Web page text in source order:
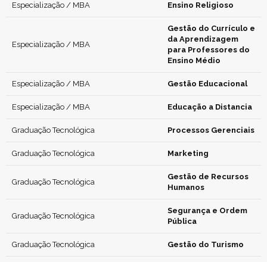
Especialização / MBA Ensino Religioso
Especialização / MBA
Gestão do Currículo e
da Aprendizagem
para Professores do
Ensino Médio
Especialização / MBA Gestão Educacional
Especialização / MBA Educação a Distancia
Graduação Tecnológica Processos Gerenciais
Graduação Tecnológica Marketing
Graduação Tecnológica
Gestão de Recursos
Humanos
Graduação Tecnológica
Segurança e Ordem
Pública
Graduação Tecnológica Gestão do Turismo